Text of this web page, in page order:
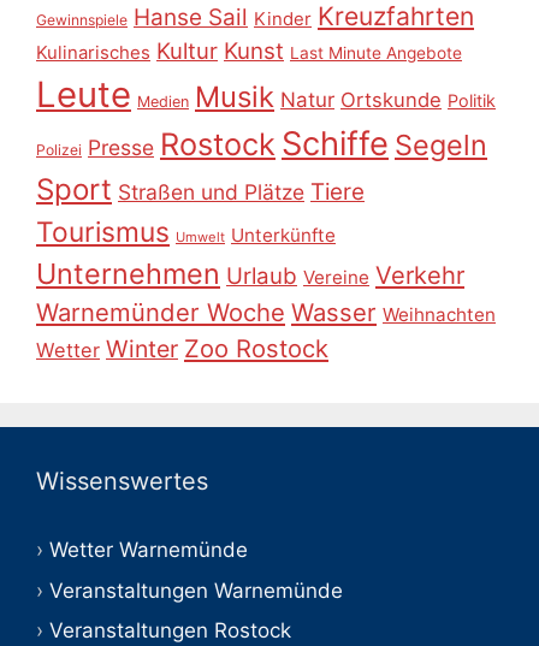
Gewinnspiele Hanse Sail Kinder Kreuzfahrten
Kulinarisches Kultur Kunst Last Minute Angebote
Leute Medien Musik Natur Ortskunde Politik
Polizei Presse Rostock Schiffe Segeln
Sport Straßen und Plätze Tiere
Tourismus Umwelt Unterkünfte
Unternehmen Urlaub Vereine Verkehr
Warnemünder Woche Wasser Weihnachten
Wetter Winter Zoo Rostock
Wissenswertes
Wetter Warnemünde
Veranstaltungen Warnemünde
Veranstaltungen Rostock